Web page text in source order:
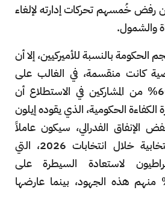
حين رفض خُمسهم تحركات إدارته لإلغاء
والشمول.
بالنسبة للأميركيين، إلا أن
كانت منقسمة، في الغالب على
أسس حزبية. وذكر 60% من المشاركين في الاستطلاع أن
الكفاءة الحكومية، الذي يقوده إيلون
الفدرالي، سيكون عاملاً
مؤثراً في قراراتهم الانتخابية خلال انتخابات 2026، التي
لاستعادة السيطرة على
وأيد 42% منهم هذه الجهود، بينما عارضها